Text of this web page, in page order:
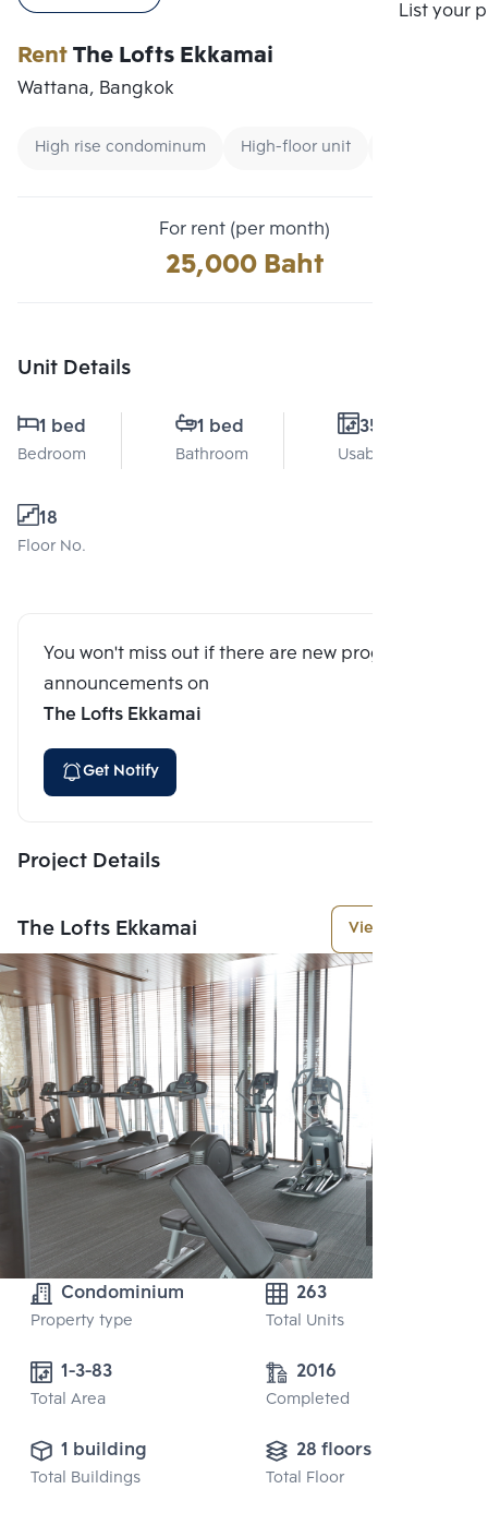
List your
RentThe Lofts Ekkamai
Wattana, Bangkok
High rise condominum High-floor unit
For rent (per month)
25,000 Baht
Unit Details
1 bed
Bedroom
1 bed
Bathroom
35 Sq.m.
Usable area
18
Floor No.
You won't miss out if there are new program
announcements on
The Lofts Ekkamai
Get Notify
Project Details
The Lofts Ekkamai View More
Condominium
Property type
263
Total Units
Total Area
2016
Completed
1 building
Total Buildings
28 floors
Total Floor